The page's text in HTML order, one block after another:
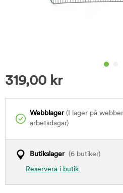
319,00 kr
Webblager(I lager på
arbetsdagar)
Butikslager(6 butiker)
Reservera i butik